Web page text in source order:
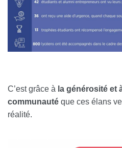
C’est grâce à la générosité et
communauté que ces élans
réalité.